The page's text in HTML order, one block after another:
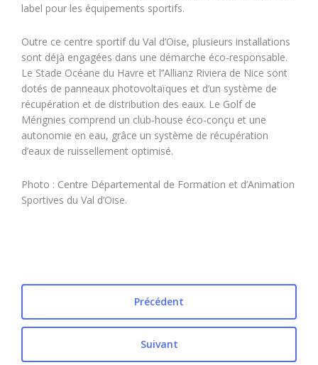
label pour les équipements sportifs.
Outre ce centre sportif du Val d’Oise, plusieurs installations
sont déjà engagées dans une démarche éco-responsable.
Le Stade Océane du Havre et l’’Allianz Riviera de Nice sont
dotés de panneaux photovoltaïques et d’un système de
récupération et de distribution des eaux. Le Golf de
Mérignies comprend un club-house éco-conçu et une
autonomie en eau, grâce un système de récupération
d’eaux de ruissellement optimisé.
Photo : Centre Départemental de Formation et d’Animation
Sportives du Val d’Oise.
Précédent
Suivant